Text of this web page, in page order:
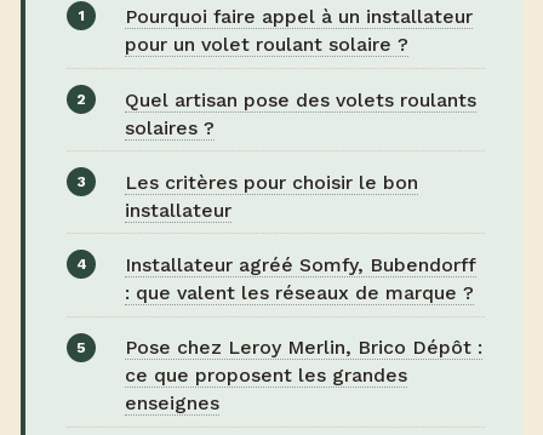
Pourquoi faire appel à un installateur
pour un volet roulant solaire ?
Quel artisan pose des volets roulants
solaires ?
Les critères pour choisir le bon
installateur
Installateur agréé Somfy, Bubendorff
: que valent les réseaux de marque ?
Pose chez Leroy Merlin, Brico Dépôt :
ce que proposent les grandes
enseignes